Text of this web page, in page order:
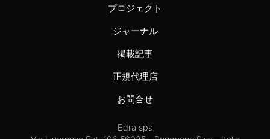
プロジェクト
ジャーナル
掲載記事
正規代理店
お問合せ
Edra spa